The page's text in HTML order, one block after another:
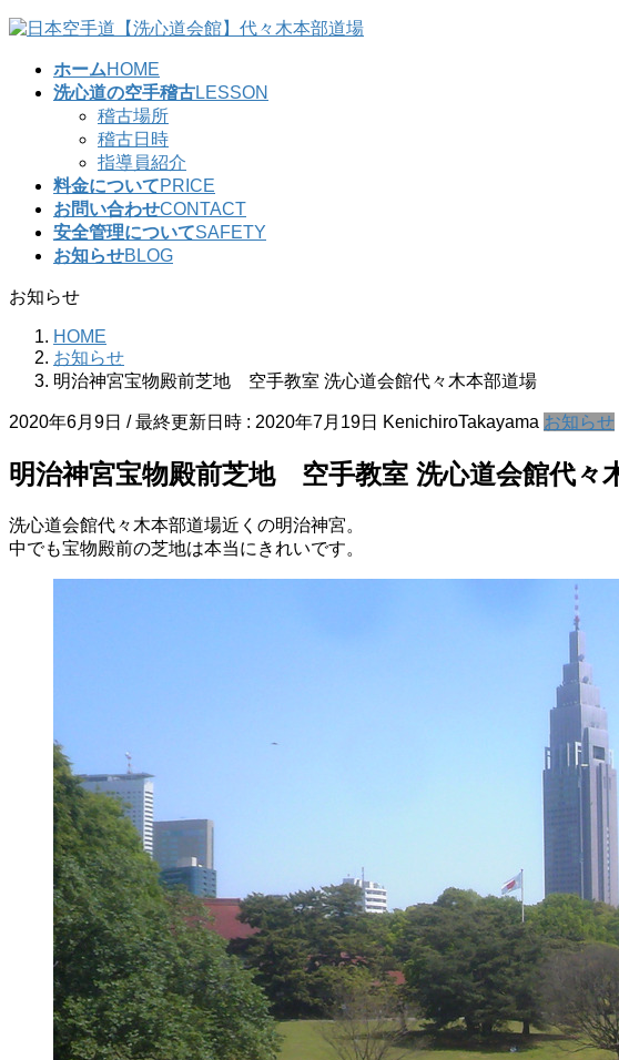
コ
ナ
ホームHOME
洗心道の空手稽古LESSON
稽古場所
稽古日時
指導員紹介
料金についてPRICE
お問い合わせCONTACT
安全管理についてSAFETY
お知らせBLOG
お知らせ
HOME
お知らせ
明治神宮宝物殿前芝地 空手教室 洗心道会館代々木本部道場
2020年6月9日 / 最終更新日時 : 2020年7月19日 KenichiroTakayama お知らせ
明治神宮宝物殿前芝地 空手教室 洗心道会館代々
洗心道会館代々木本部道場近くの明治神宮。
中でも宝物殿前の芝地は本当にきれいです。